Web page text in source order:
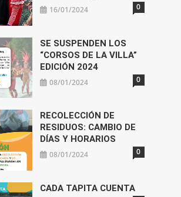
16/01/2024 0
SE SUSPENDEN LOS
“CORSOS DE LA VILLA”
EDICIÓN 2024
08/01/2024 0
RECOLECCIÓN DE
RESIDUOS: CAMBIO DE
DÍAS Y HORARIOS
08/01/2024 0
CADA TAPITA CUENTA